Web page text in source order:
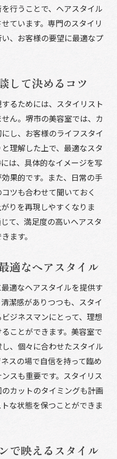
行うことで、ヘアスタイル
ています。専門のスタイリ
、お客様の要望に最適なプ
して決めるコツ
るためには、スタイリスト
ん。堺市の美容室では、カ
し、お客様のライフスタイ
理解した上で、最適なスタ
は、具体的なイメージを写
果的です。また、日常の手
ツも合わせて聞いておく
りを再現しやすくなりま
て、満足度の高いヘアスタ
ます。
適なヘアスタイル
適なヘアスタイルを提供す
潔感がありつつも、スタイ
ジネスマンにとって、理想
ことができます。美容室で
、個々に合わせたスタイル
スの場で自信を持って臨め
スも重要です。スタイリス
カットのタイミングも計画
な状態を保つことができま
で映えるスタイル